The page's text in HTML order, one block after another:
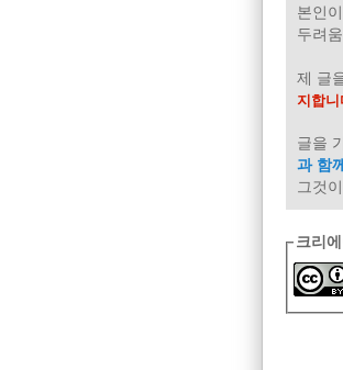
본인
두려
제 글
지합니
글을
과 함
그것
크리